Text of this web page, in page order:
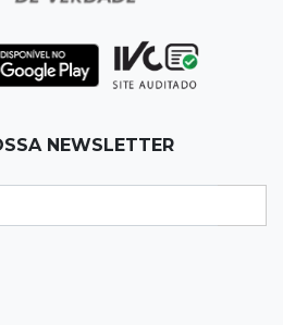
vagas nas
da urna, mas diz que
NEWSLETTER